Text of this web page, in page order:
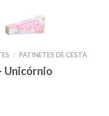
/ PATINETES DE CESTA
Unicórnio